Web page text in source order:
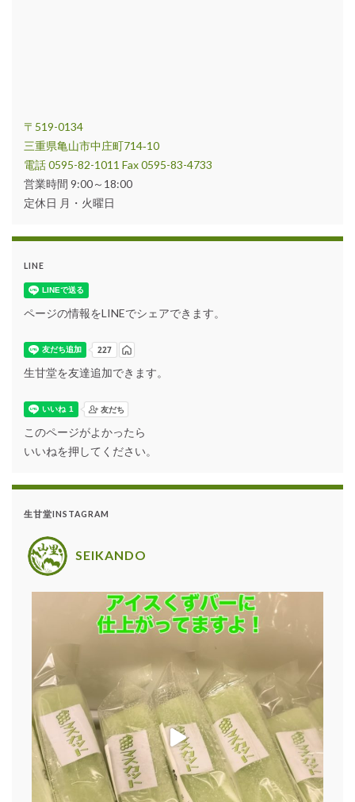
〒519-0134
三重県亀山市中庄町714‐10
電話 0595-82-1011 Fax 0595-83-4733
営業時間 9:00～18:00
定休日 月・火曜日
LINE
ページの情報をLINEでシェアできます。
生甘堂を友達追加できます。
このページがよかったら
いいねを押してください。
生甘堂INSTAGRAM
SEIKANDO